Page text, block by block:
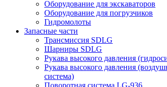
Оборудование для экскаваторов
Оборудование для погрузчиков
Гидромолоты
Запасные части
Трансмиссия SDLG
Шарниры SDLG
Рукава высокого давления
Рукава высокого давления
система)
Поворотная система LG-936